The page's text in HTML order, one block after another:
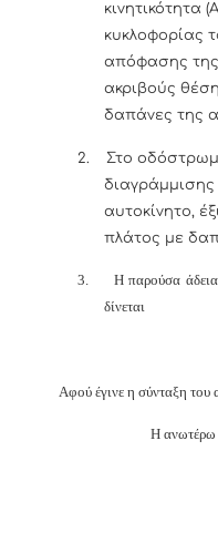
κινητικότητα
κυκλοφορίας
απόφασης της
ακριβούς
δαπάνες της
2.
Στο
αυτοκίνητο,
πλάτος με
3.
Η παρούσα άδεια
δίνεται
Αφού έγινε η σύνταξη
Η ανωτέρω